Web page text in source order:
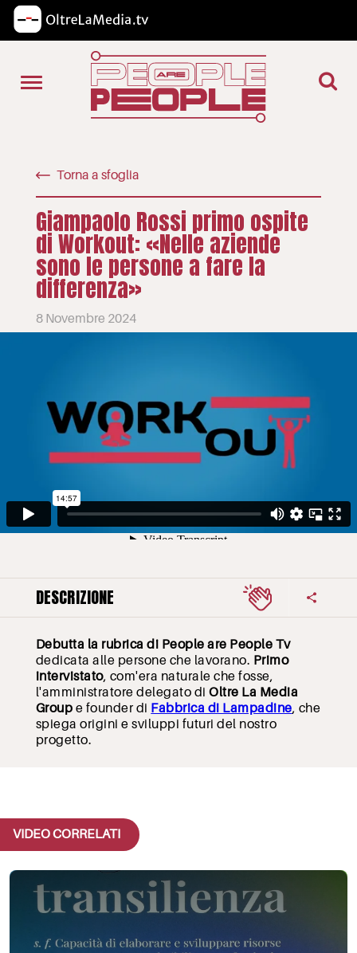
Torna a sfoglia
Giampaolo Rossi primo ospite
di Workout: «Nelle aziende
sono le persone a fare la
differenza»
8 Novembre 2024
DESCRIZIONE
Debutta la rubrica di People are People Tv
dedicata alle persone che lavorano. Primo
intervistato, com'era naturale che fosse,
l'amministratore delegato diOltre La Media
Group e founder di Fabbrica di Lampadine, che
spiega origini e sviluppi futuri del nostro
progetto.
VIDEO CORRELATI